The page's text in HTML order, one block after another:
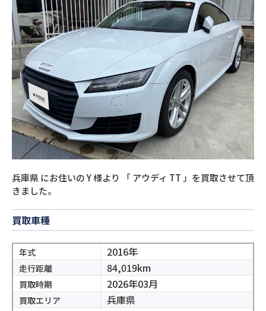
閉じる
兵庫県にお住いのY様より 「アウディ TT 」を買取させて頂
きました。
買取車種
年式 2016年
走行距離 84,019km
買取時期 2026年03月
買取エリア 兵庫県